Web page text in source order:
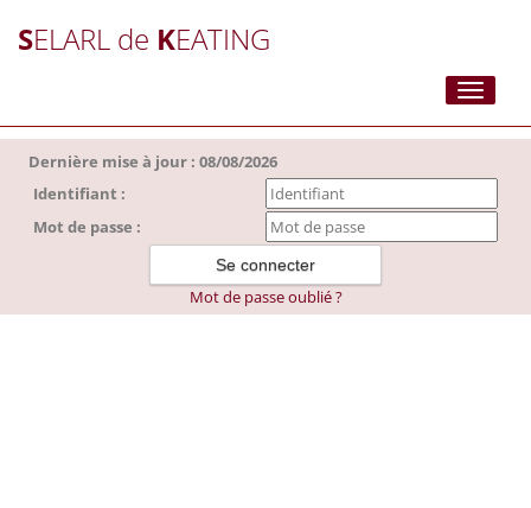
SELARL de KEATING
Toggle
Dernière mise à jour : 08/08/2026
Identifiant :
Mot de passe :
Mot de passe oublié ?